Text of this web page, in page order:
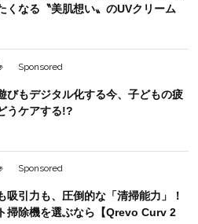
くなる〝美肌想い〟のUVクリーム
Sponsored
びもデジタル化する今、子どもの疲
うケアする!?
Sponsored
吸引力も、圧倒的な「清掃能力」！
掃除機を選ぶなら【Qrevo Curv 2